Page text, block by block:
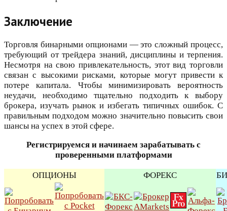
Заключение
Торговля бинарными опционами — это сложный процесс,
требующий от трейдера знаний, дисциплины и терпения.
Несмотря на свою привлекательность, этот вид торговли
связан с высокими рисками, которые могут привести к
потере капитала. Чтобы минимизировать вероятность
неудачи, необходимо тщательно подходить к выбору
брокера, изучать рынок и избегать типичных ошибок. С
правильным подходом можно значительно повысить свои
шансы на успех в этой сфере.
Регистрируемся и начинаем зарабатывать с
проверенными платформами
ОПЦИОНЫ ФОРЕКС